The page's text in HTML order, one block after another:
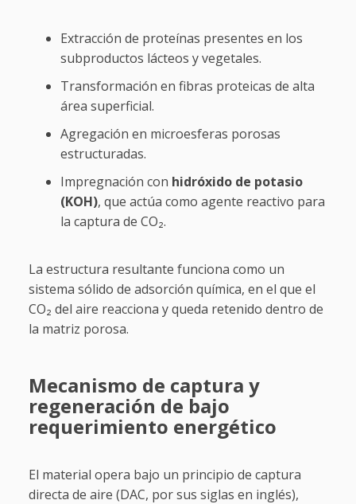
Extracción de proteínas presentes en los
subproductos lácteos y vegetales.
Transformación en fibras proteicas de alta
área superficial.
Agregación en microesferas porosas
estructuradas.
Impregnación con hidróxido de potasio
(KOH), que actúa como agente reactivo para
la captura de CO₂.
La estructura resultante funciona como un
sistema sólido de adsorción química, en el que el
CO₂ del aire reacciona y queda retenido dentro de
la matriz porosa.
Mecanismo de captura y
regeneración de bajo
requerimiento energético
El material opera bajo un principio de captura
directa de aire (DAC, por sus siglas en inglés),